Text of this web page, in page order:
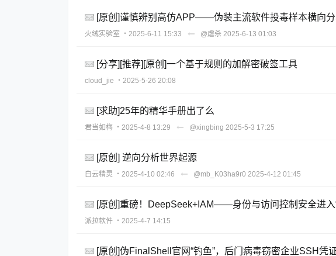
[原创]谨慎辨别高仿APP——伪装主流软件投毒样本横向
火绒实验室 ・2025-6-11 15:33 @虐杀 2025-6-13 01:03
[分享][推荐][原创]一个基于规则的加解密破签工具
cloud_jie ・2025-5-26 20:08
[求助]25年的精华手册出了么
君当如梅 ・2025-4-8 13:29 @xingbing 2025-5-3 17:25
[原创] 逆向分析世界起源
白云精灵 ・2025-4-10 02:46 @mb_K03ha9r0 2025-4-12 01:45
[原创]重磅！DeepSeek+IAM——身份与访问控制安全进入
派拉软件 ・2025-4-7 14:15
[原创]伪FinalShell官网“钓鱼”，后门病毒窃密企业SSH凭